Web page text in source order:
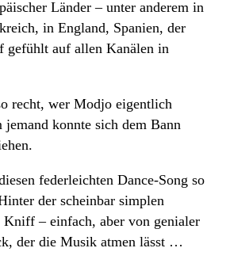
Länder – unter anderem in
in England, Spanien, der
gefühlt auf allen Kanälen in
recht, wer Modjo eigentlich
jemand konnte sich dem Bann
federleichten Dance-Song so
der scheinbar simplen
Kniff – einfach, aber von genialer
der die Musik atmen lässt …